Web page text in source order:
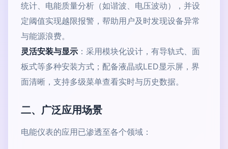
统计、电能质量分析（如谐波、电压波动），并设
定阈值实现越限报警，帮助用户及时发现设备异常
与能源浪费。
灵活安装与显示 ：采用模块化设计，有导轨式、面
板式等多种安装方式；配备液晶或LED显示屏，界
面清晰，支持多级菜单查看实时与历史数据。
二、广泛应用场景
电能仪表的应用已渗透至各个领域：